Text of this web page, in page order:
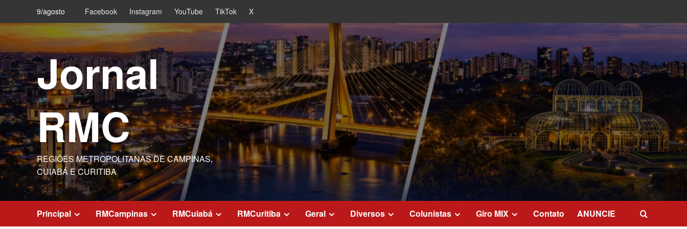
content
9/agosto Facebook Instagram YouTube TikTok X
Jornal
RMC
REGIÕES METROPOLITANAS DE CAMPINAS,
CUIABÁ E CURITIBA
Principal RMCampinas RMCuiabá RMCuritiba Geral Diversos Colunistas Giro MIX Contato ANUNCIE